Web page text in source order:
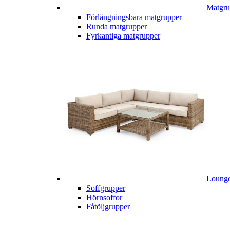
Förlängningsbara matgrupper
Runda matgrupper
Fyrkantiga matgrupper
Soffgrupper
Hörnsoffor
Fåtöljgrupper